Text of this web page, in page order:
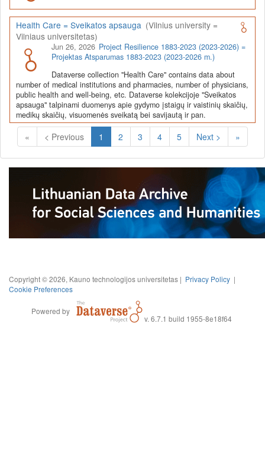
Health Care = Sveikatos apsauga (Vilnius university =
Vilniaus universitetas)
Jun 26, 2026 Project Resilience 1883-2023 (2023-2026) =
Projektas Atsparumas 1883-2023 (2023-2026 m.)
Dataverse collection "Health Care" contains data about
number of medical institutions and pharmacies, number of physicians,
public health and well-being, etc. Dataverse kolekcijoje "Sveikatos
apsauga" talpinami duomenys apie gydymo įstaigų ir vaistinių skaičių,
medikų skaičių, visuomenės sveikatą bei savijautą ir pan.
« < Previous 1 (Current)
2 3 4 5 Next > »
Copyright © 2026, Kauno technologijos universitetas | Privacy Policy |
Cookie Preferences
Powered by
v. 6.7.1 build 1955-8e18f64